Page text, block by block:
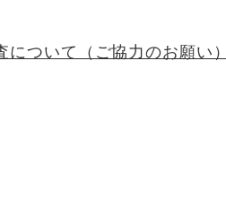
ついて（ご協力のお願い）